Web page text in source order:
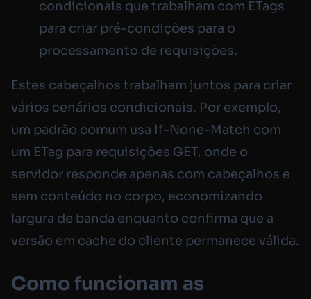
condicionais que trabalham com ETags
para criar pré-condições para o
processamento de requisições.
Estes cabeçalhos trabalham juntos para criar
vários cenários condicionais. Por exemplo,
um padrão comum usa If-None-Match com
um ETag para requisições GET, onde o
servidor responde apenas com cabeçalhos e
sem conteúdo no corpo, economizando
largura de banda enquanto confirma que a
versão em cache do cliente permanece válida.
Como funcionam as